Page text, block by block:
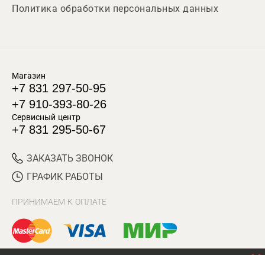
Политика обработки персональных данных
Магазин
+7 831 297-50-95
+7 910-393-80-26
Сервисный центр
+7 831 295-50-67
ЗАКАЗАТЬ ЗВОНОК
ГРАФИК РАБОТЫ
ПРИНИМАЕМ К ОПЛАТЕ